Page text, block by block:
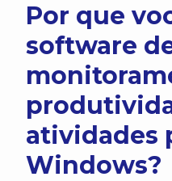
Por que
software
atividades
Windows?